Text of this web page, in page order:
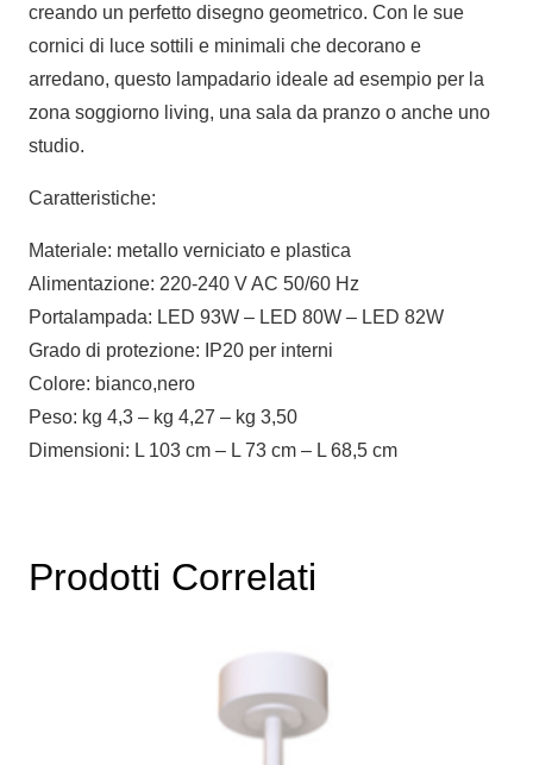
creando un perfetto disegno geometrico. Con le sue
cornici di luce sottili e minimali che decorano e
arredano, questo lampadario ideale ad esempio per la
zona soggiorno living, una sala da pranzo o anche uno
studio.
Caratteristiche:
Materiale: metallo verniciato e plastica
Alimentazione: 220-240 V AC 50/60 Hz
Portalampada: LED 93W – LED 80W – LED 82W
Grado di protezione: IP20 per interni
Colore: bianco,nero
Peso: kg 4,3 – kg 4,27 – kg 3,50
Dimensioni: L 103 cm – L 73 cm – L 68,5 cm
Prodotti Correlati